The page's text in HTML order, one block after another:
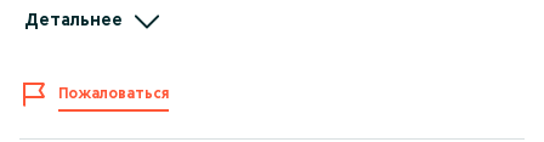
на все виды ! Производства Тайвань Дубликат!
Можно через Kaspi Red
87*******10(WhatsApp)
87*******27(WhatsApp)
Детальнее
Пожаловаться